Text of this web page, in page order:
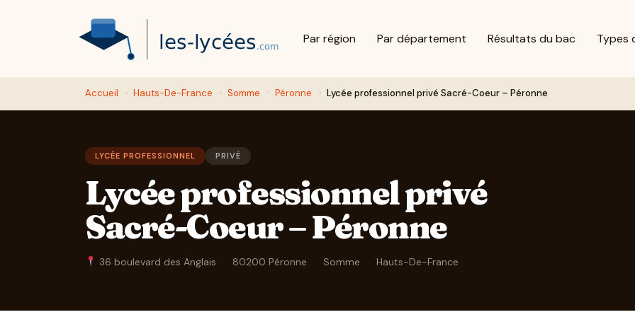
Par région Par département Résultats du bac Types
Accueil › Hauts-De-France › Somme › Péronne › Lycée professionnel privé Sacré-Coeur – Péronne
LYCÉE PROFESSIONNEL PRIVÉ
Lycée professionnel privé
Sacré-Coeur – Péronne
36 boulevard des Anglais · 80200 Péronne · Somme · Hauts-De-France